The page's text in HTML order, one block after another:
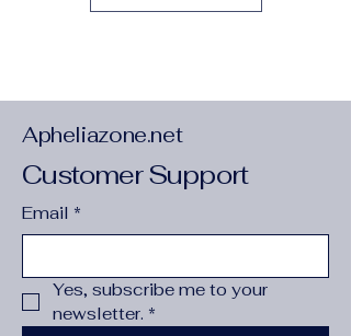
Apheliazone.net
Customer Support
Email *
Yes, subscribe me to your
newsletter. *